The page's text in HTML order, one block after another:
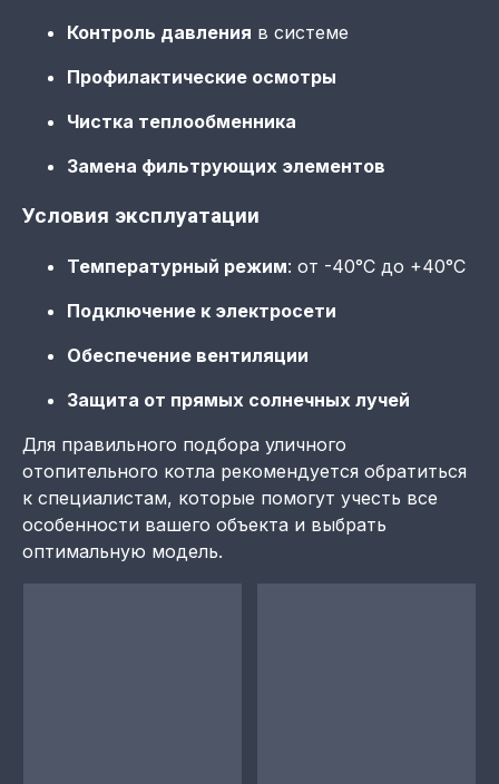
Контроль давления в системе
Профилактические осмотры
Чистка теплообменника
Замена фильтрующих элементов
Условия эксплуатации
Температурный режим: от -40°C до +40°C
Подключение к электросети
Обеспечение вентиляции
Защита от прямых солнечных лучей
Для правильного подбора уличного
отопительного котла рекомендуется обратиться
к специалистам, которые помогут учесть все
особенности вашего объекта и выбрать
оптимальную модель.